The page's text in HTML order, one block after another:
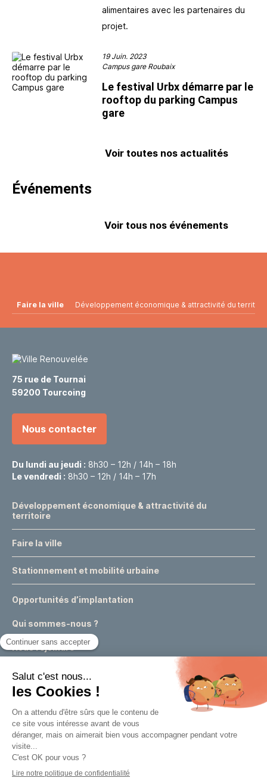
alimentaires avec les partenaires du
projet.
19 Juin. 2023
Campus gare Roubaix
Le festival Urbx démarre par le
rooftop du parking Campus
gare
Voir toutes nos actualités
Événements
Voir tous nos événements
Faire la ville Développement économique & attractivité du
75 rue de Tournai
59200 Tourcoing
Nous contacter
Du lundi au jeudi : 8h30 – 12h / 14h – 18h
Le vendredi : 8h30 – 12h / 14h – 17h
Développement économique & attractivité du
territoire
Faire la ville
Stationnement et mobilité urbaine
Opportunités d’implantation
Qui sommes-nous ?
Nous rejoindre
Actualités
Événements
Expertises & conseils urbains
Appels à projets